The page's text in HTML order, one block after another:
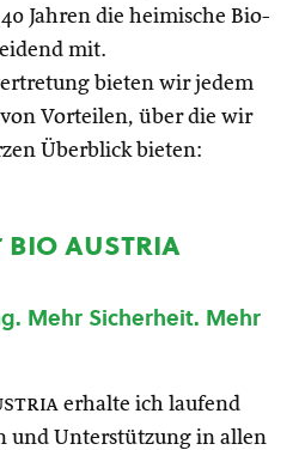
Jahren die heimische Bio-
mit.
bieten wir jedem
Vorteilen, über die wir
Überblick bieten:
bio austria
Mehr Sicherheit. Mehr
erhalte ich laufend
und Unterstützung in allen